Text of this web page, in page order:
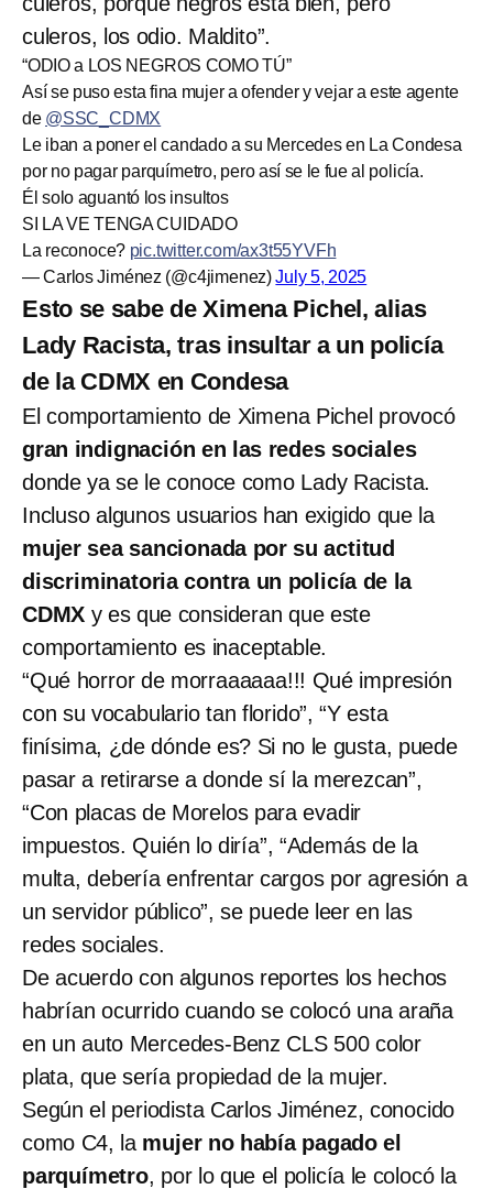
culeros, los odio. Maldito”.
“ODIO a LOS NEGROS COMO TÚ”
Así se puso esta fina mujer a ofender y vejar a este agente
de @SSC_CDMX
Le iban a poner el candado a su Mercedes en La Condesa
por no pagar parquímetro, pero así se le fue al policía.
Él solo aguantó los insultos
SI LA VE TENGA CUIDADO
La reconoce? pic.twitter.com/ax3t55YVFh
— Carlos Jiménez (@c4jimenez)July 5, 2025
Esto se sabe de Ximena Pichel, alias
Lady Racista, tras insultar a un policía
de la CDMX en Condesa
El comportamiento de Ximena Pichel provocó
gran indignación en las redes sociales
donde ya se le conoce como Lady Racista.
Incluso algunos usuarios han exigido que la
mujer sea sancionada por su actitud
discriminatoria contra un policía de la
CDMX y es que consideran que este
comportamiento es inaceptable.
“Qué horror de morraaaaaa!!! Qué impresión
con su vocabulario tan florido”, “Y esta
finísima, ¿de dónde es? Si no le gusta, puede
pasar a retirarse a donde sí la merezcan”,
“Con placas de Morelos para evadir
impuestos. Quién lo diría”, “Además de la
multa, debería enfrentar cargos por agresión a
un servidor público”, se puede leer en las
redes sociales.
De acuerdo con algunos reportes los hechos
habrían ocurrido cuando se colocó una araña
en un auto Mercedes-Benz CLS 500 color
plata, que sería propiedad de la mujer.
Según el periodista Carlos Jiménez, conocido
como C4, la mujer no había pagado el
parquímetro, por lo que el policía le colocó la